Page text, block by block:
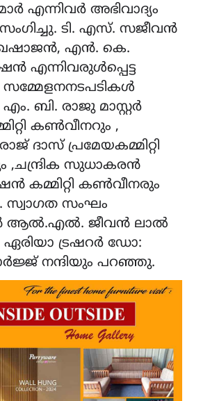
എന്നിവർ അഭിവാദ്യം
ടി. എസ്‌. സജീവൻ
എൻ. കെ.
എന്നിവരുൾപ്പെട്ട
സമ്മേളനനടപടികൾ
എം. ബി. രാജു മാസ്റ്റർ
കൺവീനറും ,
ദാസ് പ്രമേയകമ്മിറ്റി
,ചന്ദ്രിക സുധാകരൻ
കമ്മിറ്റി കൺവീനരും
സംഘം
ആൽ.എൽ. ജീവൻ ലാൽ
ട്രഷറർ ഡോ:
നന്ദിയും പറഞ്ഞു.